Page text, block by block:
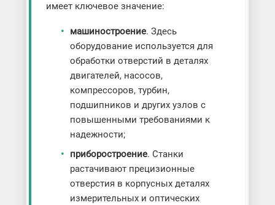
имеет ключевое значение:
машиностроение. Здесь
оборудование используется для
обработки отверстий в деталях
двигателей, насосов,
компрессоров, турбин,
подшипников и других узлов с
повышенными требованиями к
надежности;
приборостроение. Станки
растачивают прецизионные
отверстия в корпусных деталях
измерительных и оптических